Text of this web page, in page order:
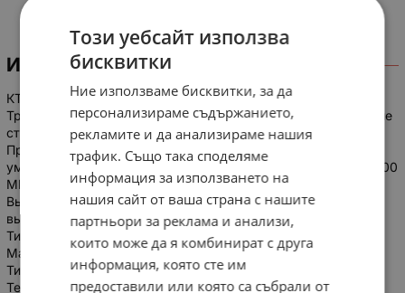
ИНФОРМАЦИЯ
КТ920А
Транзисторы КТ920А кремниевые эпитаксиально-планарные
структуры n-p-n генераторные.
Предназначены для применения в усилителях мощности,
умножителях частоты и автогенераторах на частотах 50...200
МГц при напряжении питания 12,6 В.
Выпускаются в металлокерамическом корпусе с плоскими
выводами и монтажным винтом.
Тип прибора указывается на корпусе.
Масса транзистора не более 4,5 г.
Тип корпуса: КТ-17.
Технические условия: аА0.336.059 ТУ.
Този уебсайт използва
бисквитки
Ние използваме бисквитки, за да
персонализираме съдържанието,
рекламите и да анализираме нашия
трафик. Също така споделяме
информация за използването на
нашия сайт от ваша страна с нашите
партньори за реклама и анализи,
които може да я комбинират с друга
информация, която сте им
предоставили или която са събрали от